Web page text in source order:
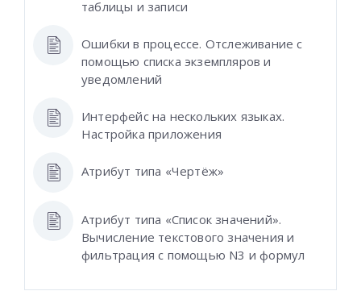
таблицы и записи
Ошибки в процессе. Отслеживание с
помощью списка экземпляров и
уведомлений
Интерфейс на нескольких языках.
Настройка приложения
Атрибут типа «Чертёж»
Атрибут типа «Список значений».
Вычисление текстового значения и
фильтрация с помощью N3 и формул